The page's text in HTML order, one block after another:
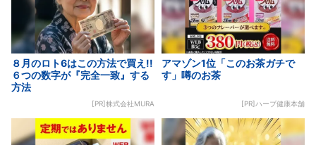
８月のロト6はこの方法で買え!!
６つの数字が『完全一致』する
方法
[PR]株式会社MURA
アマゾン1位「このお茶ガチで
す」噂のお茶
[PR]ハーブ健康本舗